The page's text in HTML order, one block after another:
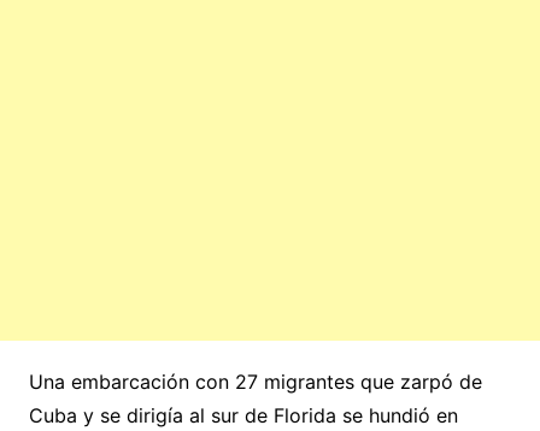
Una embarcación con 27 migrantes que zarpó de
Cuba y se dirigía al sur de Florida se hundió en